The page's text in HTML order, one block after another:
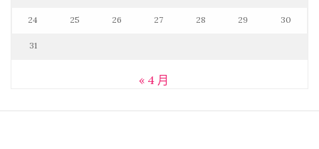
24 25 26 27 28 29 30
31
« 4 月